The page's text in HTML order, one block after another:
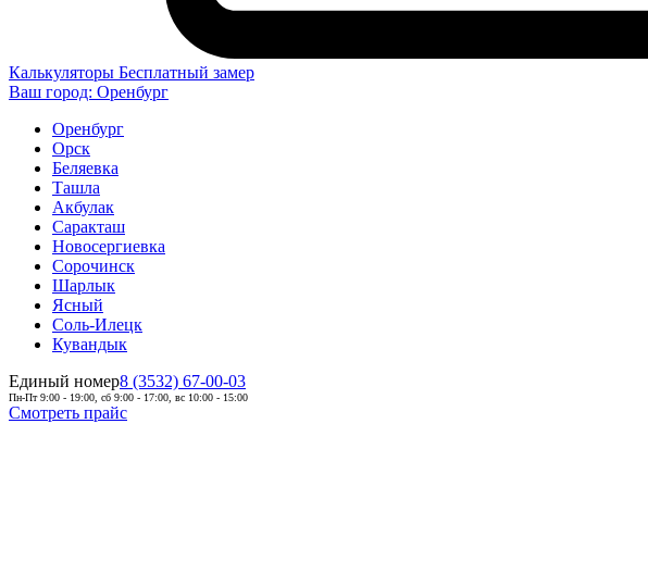
Калькуляторы Бесплатный замер
Ваш город: Оренбург
Оренбург
Орск
Беляевка
Ташла
Акбулак
Саракташ
Новосергиевка
Сорочинск
Шарлык
Ясный
Соль-Илецк
Кувандык
Единый номер8 (3532) 67-00-03
Пн-Пт 9:00 - 19:00, сб 9:00 - 17:00, вс 10:00 - 15:00
Смотреть прайс